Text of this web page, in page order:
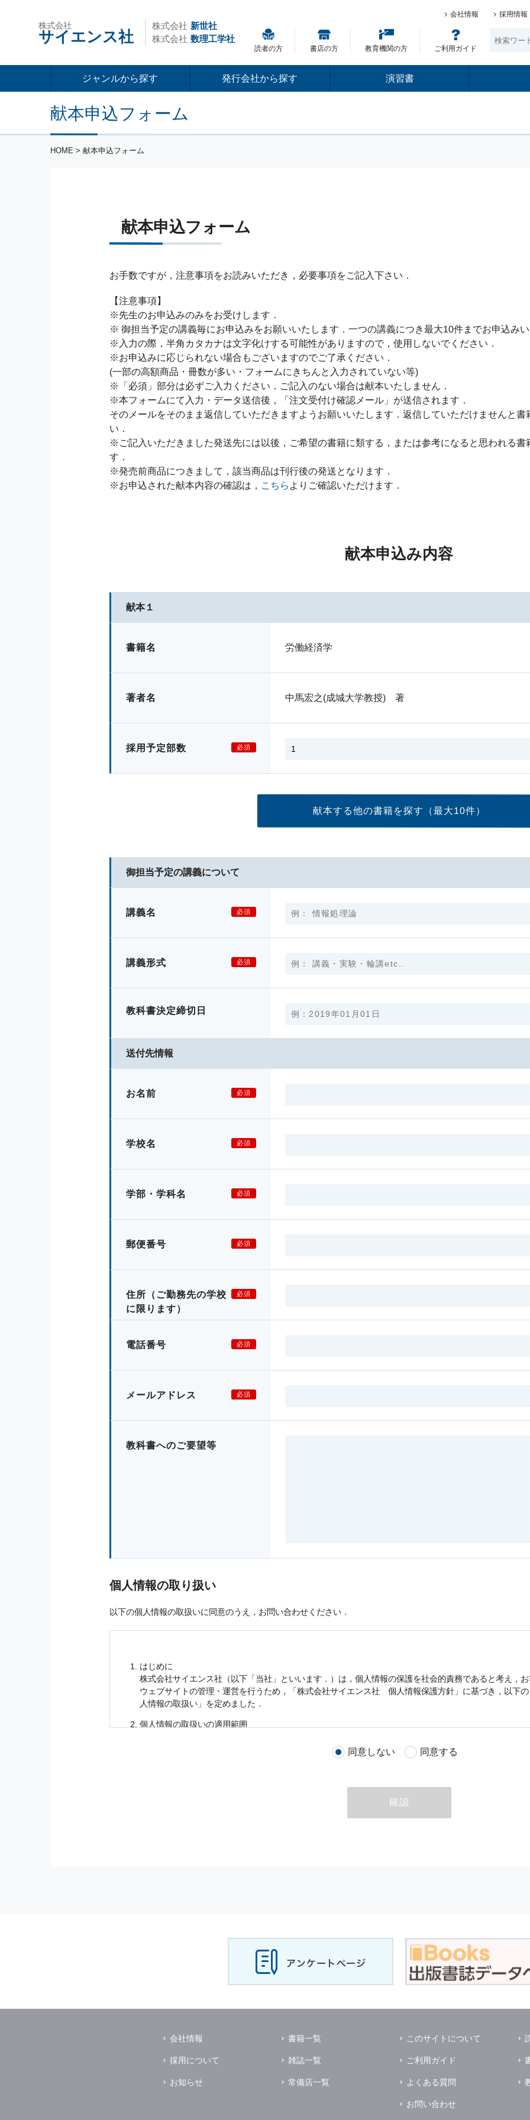
株式会社
サイエンス社
株式会社 新世社
株式会社 数理工学社
会社情報 採用情報
読者の方 書店の方 教育機関の方 ご利用ガイド
ジャンルから探す 発行会社から探す 演習書
献本申込フォーム
HOME > 献本申込フォーム
献本申込フォーム
お手数ですが，注意事項をお読みいただき，必要事項をご記入下さい．
【注意事項】
※先生のお申込みのみをお受けします．
※ 御担当予定の講義毎にお申込みをお願いいたします．一つの講義につき最大10件までお申込み
※入力の際，半角カタカナは文字化けする可能性がありますので，使用しないでください．
※お申込みに応じられない場合もございますのでご了承ください．
(一部の高額商品・冊数が多い・フォームにきちんと入力されていない等)
※「必須」部分は必ずご入力ください．ご記入のない場合は献本いたしません．
※本フォームにて入力・データ送信後，「注文受付け確認メール」が送信されます．
そのメールをそのまま返信していただきますようお願いいたします．返信していただけませんと
い．
※ご記入いただきました発送先には以後，ご希望の書籍に類する，または参考になると思われる
す．
※発売前商品につきまして，該当商品は刊行後の発送となります．
※お申込された献本内容の確認は， こちら よりご確認いただけます．
献本申込み内容
献本１
書籍名 労働経済学
著者名 中馬宏之(成城大学教授) 著
採用予定部数 必須
献本する他の書籍を探す （最大10件）
御担当予定の講義について
講義名 必須
講義形式 必須
教科書決定締切日
送付先情報
お名前 必須
学校名 必須
学部・学科名 必須
郵便番号 必須
住所 （ご勤務先の学校
に限ります）
必須
電話番号 必須
メールアドレス 必須
教科書へのご要望等
個人情報の取り扱い
以下の個人情報の取扱いに同意のうえ，お問い合わせください．
はじめに
株式会社サイエンス社（以下「当社」といいます．）は，個人情報の保護を社会的責務であると考え，
ウェブサイトの管理・運営を行うため，「株式会社サイエンス社 個人情報保護方針」に基づき，以下
人情報の取扱い」を定めました．
個人情報の取扱いの適用範囲
個人情報 個人情報
の他に，以下の各号に定める目的のために利用することがあります．
本サービスの提供または以下に定める目的以外に，当社はお客様の個人情報利用することはありません．
の正確性及び安全性を確保する為，個人情報へのアクセス管理，持ち出し手段の制限，
破壊，改ざんなどに対しては，合理的な安全対策を講じるとともに，万一，漏洩等個人情報に関する事
を含む適切な対策を速やかに講じます．
の預託について
その場合は，業務委託先の適切な管理及び監督を行います．
個人情報の第三者への開示
当社は，個人情報 を本人の許可無く他の事業者や個人などの第三者に提供および公開することはありま
ただし，以下に該当する場合はその限りではありません．
（1） 情報提供について本人の同意がある場合
を開示する場合．ただし，この場合に開示
同意しない 同意する
確認
会社情報
採用について
お知らせ
書籍一覧
雑誌一覧
常備店一覧
このサイトについて
ご利用ガイド
よくある質問
お問い合わせ